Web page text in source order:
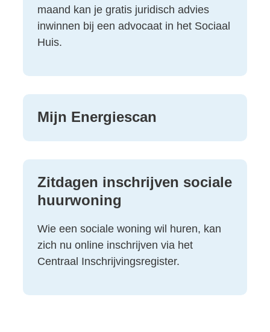
maand kan je gratis juridisch advies
inwinnen bij een advocaat in het Sociaal
Huis.
Mijn Energiescan
Zitdagen inschrijven sociale
huurwoning
Wie een sociale woning wil huren, kan
zich nu online inschrijven via het
Centraal Inschrijvingsregister.